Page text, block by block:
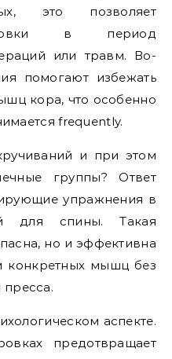
это позволяет
в период
или травм. Во-
помогают избежать
кора, что особенно
frequently.
и при этом
группы? Ответ
упражнения в
для спины. Такая
но и эффективна
конкретных мышц без
аспекте.
предотвращает